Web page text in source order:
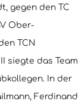
gegen den TC
Ober-
TCN
siegte das Team
In der
Ferdinand